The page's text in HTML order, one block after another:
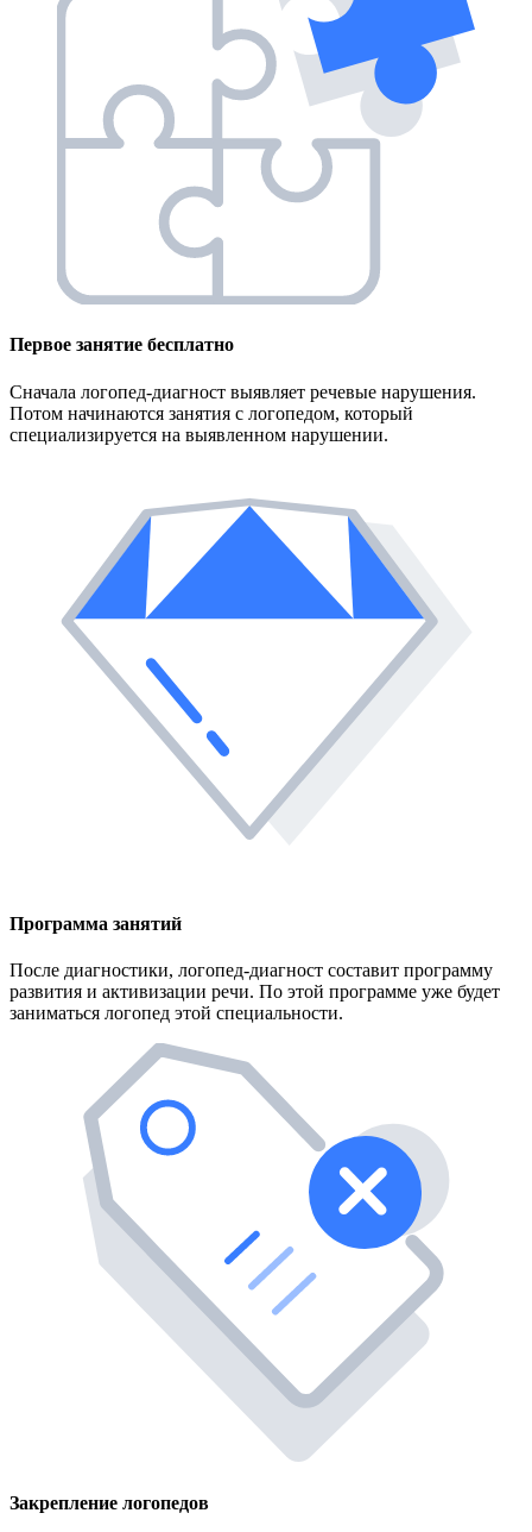
Первое занятие бесплатно
Сначала логопед-диагност выявляет речевые нарушения.
Потом начинаются занятия с логопедом, который
специализируется на выявленном нарушении.
Программа занятий
После диагностики, логопед-диагност составит программу
развития и активизации речи. По этой программе уже будет
заниматься логопед этой специальности.
Закрепление логопедов